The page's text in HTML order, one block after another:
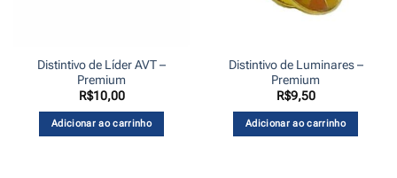
Distintivo de Líder AVT –
Premium
R$10,00
Adicionar ao carrinho
Distintivo de Luminares –
Premium
R$9,50
Adicionar ao carrinho